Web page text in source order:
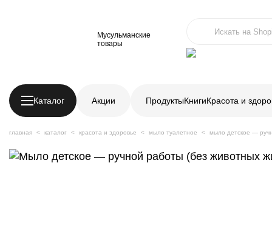
Мусульманские
товары
Каталог Акции ПродуктыКнигиКрасота и
главная каталог красота и здоровье мыло туалетное мыло детское —